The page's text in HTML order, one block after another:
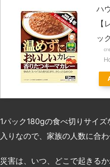
ハ
ッ
1パック180gの食べ切りサイ
入りなので、家族の人数に合
災害は、いつ、どこで起きる